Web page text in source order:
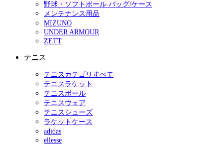
野球・ソフトボール バッグ/ケース
メンテナンス用品
MIZUNO
UNDER ARMOUR
ZETT
テニス
テニスカテゴリすべて
テニスラケット
テニスボール
テニスウェア
テニスシューズ
ラケットケース
adidas
ellesse